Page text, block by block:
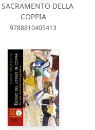
DELLA
COPPIA
9788810405413